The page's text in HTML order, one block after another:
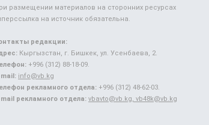
размещении материалов на сторонних ресурсах
на источник обязательна.
редакции:
Кыргызстан, г. Бишкек, ул. Усенбаева, 2.
+996 (312) 88-18-09.
mail: info@vb.kg
рекламного отдела: +996 (312) 48-62-03.
mail рекламного отдела: vbavto@vb.kg, vb48k@vb.kg